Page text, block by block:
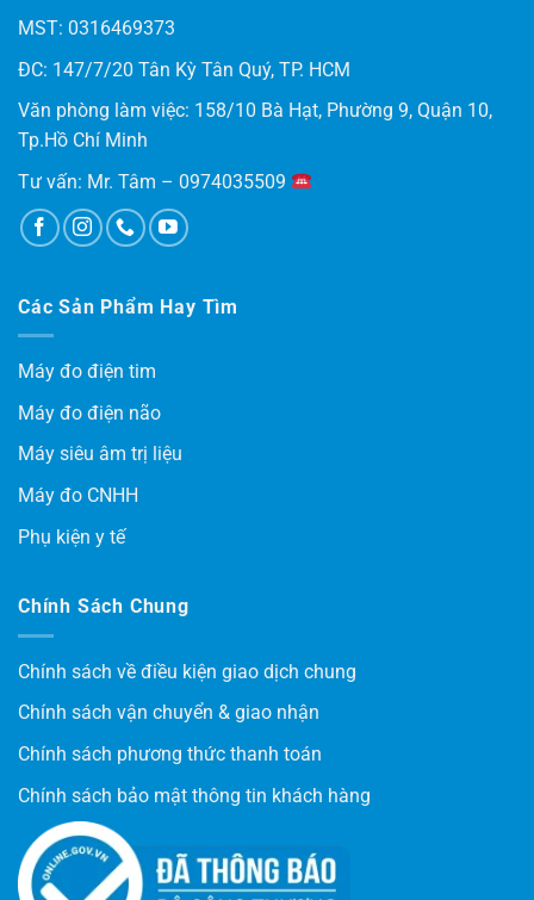
MST: 0316469373
ĐC: 147/7/20 Tân Kỳ Tân Quý, TP. HCM
Văn phòng làm việc: 158/10 Bà Hạt, Phường 9, Quận 10,
Tp.Hồ Chí Minh
Tư vấn: Mr. Tâm – 0974035509
Các Sản Phẩm Hay Tìm
Máy đo điện tim
Máy đo điện não
Máy siêu âm trị liệu
Máy đo CNHH
Phụ kiện y tế
Chính Sách Chung
Chính sách về điều kiện giao dịch chung
Chính sách vận chuyển & giao nhận
Chính sách phương thức thanh toán
Chính sách bảo mật thông tin khách hàng